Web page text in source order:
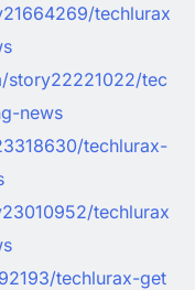
techlurax
story22221022/tec
news
techlurax-
techlurax
techlurax-get